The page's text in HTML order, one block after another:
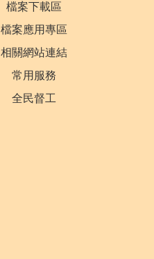
檔案下載區
檔案應用專區
相關網站連結
常用服務
全民督工